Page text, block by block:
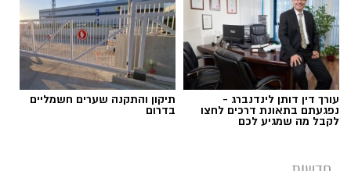
עורך דין דותן לינדנברג -
נפגעתם בתאונת דרכים לחצו
לקבל מה שמגיע לכם
תיקון והתקנה שערים חשמליים
בדרום